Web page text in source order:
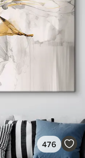
476